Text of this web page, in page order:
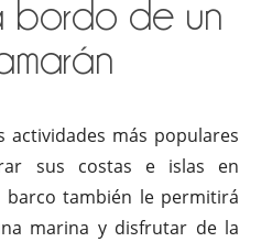
bordo de un
actividades más populares
sus costas e islas en
barco también le permitirá
marina y disfrutar de la